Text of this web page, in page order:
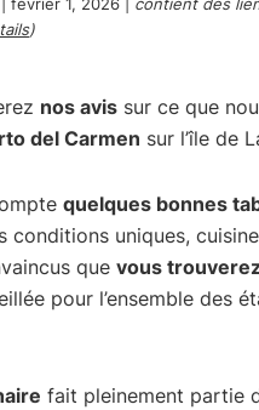
février 1, 2026
contient des
)
nos avis sur ce que
del Carmen sur l’île de
quelques bonnes
conditions uniques,
que vous
pour l’ensemble des
fait pleinement partie